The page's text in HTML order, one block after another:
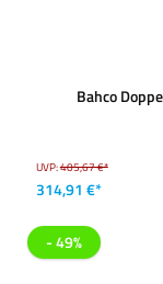
Bahco
UVP:405,67 €*
314,91 €*
- 49%